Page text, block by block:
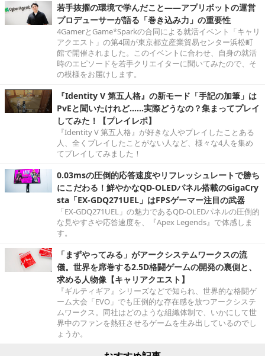
若手抜擢の環境で学んだこと――アプリボットの運営
プロデューサーが語る「巻き込み力」の重要性
4GamerとGame*Sparkの合同による就活イベント「キャリ
アクエスト」の第4回が東京都立産業貿易センター浜松町
館で開催されました。このイベントに合わせ、自身の就活
時のエピソードを若手クリエイターに聞いてみたので、そ
の模様をお届けします。
『Identity V 第五人格』の新モード「手記の加筆」は
PvEと聞いたけれど……実際どうなの？集まってプレイ
してみた！【プレイレポ】
『Identity V 第五人格』が好きな人やプレイしたことある
人、全くプレイしたことがない人など、様々な4人を集め
てプレイしてみました！
0.03msの圧倒的応答速度やリフレッシュレートで勝ち
にこだわる！鮮やかなQD-OLEDパネル搭載のGigaCry
sta「EX-GDQ271UEL」はFPSゲーマー注目の武器
「EX-GDQ271UEL」の魅力であるQD-OLEDパネルの圧倒的
な見やすさや応答速度を、『Apex Legends』で体感しま
す。
「まずやってみる」がアークシステムワークスの流
儀。世界を席巻する2.5D格闘ゲームの開発の裏側と、
求める人物像【キャリアクエスト】
『ギルティギア』シリーズなどで知られ、世界的な格闘ゲ
ーム大会「EVO」でも圧倒的な存在感を放つアークシステ
ムワークス。同社はどのような組織体制で、いかにして世
界中のファンを熱狂させるゲームを生み出しているのでし
ょうか。